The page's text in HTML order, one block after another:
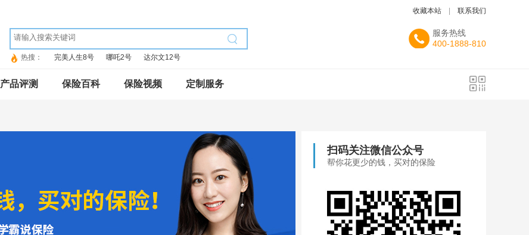
收藏本站 联系我们
热搜： 完美人生8号 哪吒2号 达尔文12号
服务热线
400-1888-810
产品评测 保险百科 保险视频 定制服务
扫码关注微信公众号
帮你花更少的钱，买对的保险